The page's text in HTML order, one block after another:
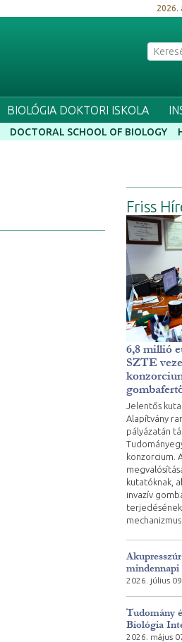
2026.
BIOLÓGIA DOKTORI ISKOLA
DOCTORAL SCHOOL OF BIOLOGY
Friss
6,8 millió
SZTE
Jelentős
Alapítvány
pályázatán
konzorcium.
kutatóknak,
invazív
2026. július 09.
Tudomány
Biológia
2026. május